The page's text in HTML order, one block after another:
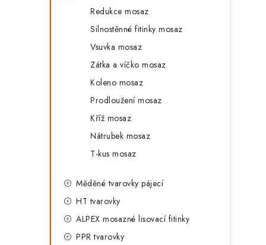
Redukce mosaz
Silnostěnné fitinky mosaz
Vsuvka mosaz
Zátka a víčko mosaz
Koleno mosaz
Prodloužení mosaz
Kříž mosaz
Nátrubek mosaz
T-kus mosaz
Měděné tvarovky pájecí
HT tvarovky
ALPEX mosazné lisovací fitinky
PPR tvarovky